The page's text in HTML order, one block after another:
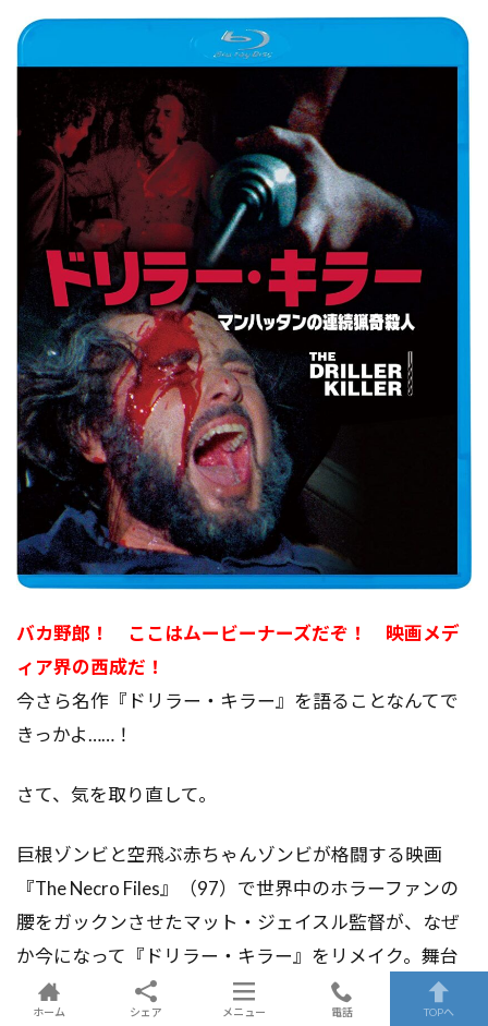
バカ野郎！ ここはムービーナーズだぞ！ 映画メデ
ィア界の西成だ！
今さら名作『ドリラー・キラー』を語ることなんてで
きっかよ……！
さて、気を取り直して。
巨根ゾンビと空飛ぶ赤ちゃんゾンビが格闘する映画
『The Necro Files』（97）で世界中のホラーファンの
腰をガックンさせたマット・ジェイスル監督が、なぜ
か今になって『ドリラー・キラー』をリメイク。舞台
はニューヨークからデトロイトへ。プロットも基本的
ホーム シェア メニュー 電話 TOPへ